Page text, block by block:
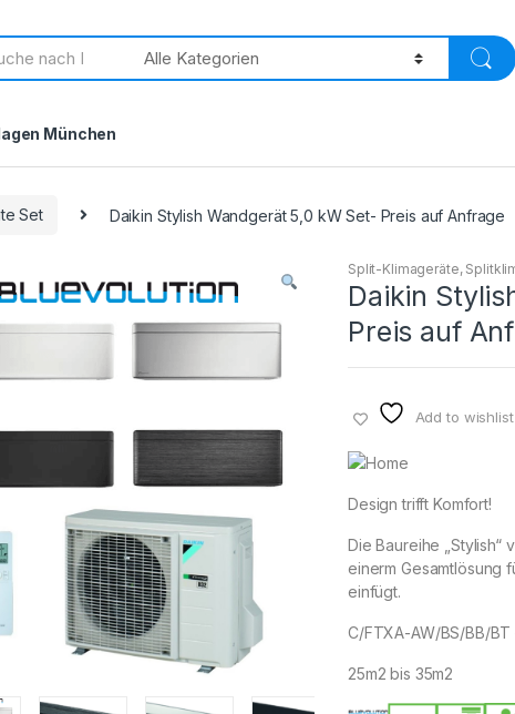
München
Set Daikin Stylish Wandgerät 5,0 kW Set- Preis auf Anfrage
Split-Klimageräte,
Daikin
Preis auf
Add to wishlist
Design trifft Komfort!
Die Baureihe
einerm Gesamtlösung
einfügt.
C/FTXA-AW/BS/BB/BT
25m2 bis 35m2